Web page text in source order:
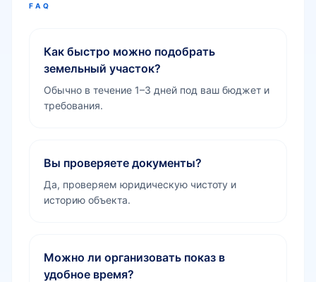
FAQ
Как быстро можно подобрать
земельный участок?
Обычно в течение 1–3 дней под ваш бюджет и
требования.
Вы проверяете документы?
Да, проверяем юридическую чистоту и
историю объекта.
Можно ли организовать показ в
удобное время?